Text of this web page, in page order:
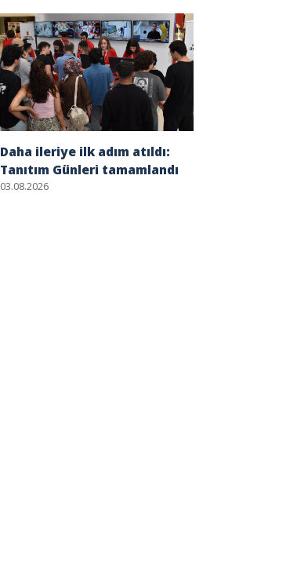
Daha ileriye ilk adım atıldı:
Tanıtım Günleri tamamlandı
03.08.2026